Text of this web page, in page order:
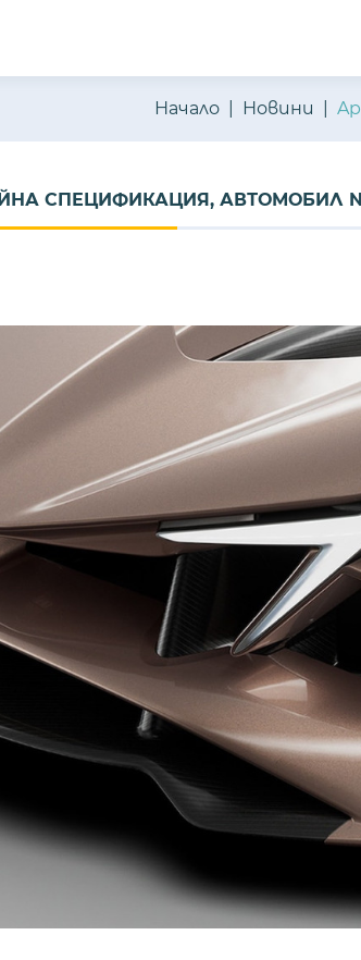
Начало Новини
СПЕЦИФИКАЦИЯ, АВТОМОБИЛ